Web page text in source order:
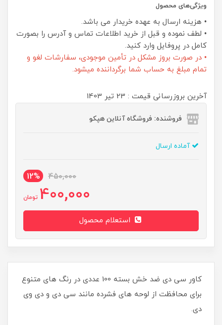
ویژگی‌های محصول
• هزینه ارسال به عهده خریدار می باشد.
• لطف نموده و قبل از خرید اطلاعات تماس و آدرس را بصورت
کامل در پروفایل وارد کنید.
• در صورت بروز مشکل در تأمین موجودی، سفارشات لغو و
تمام مبلغ به حساب شما برگرداننده میشود.
آخرین بروزرسانی قیمت : 23 تير 1403
فروشنده: فروشگاه آنلاین هپکو
آماده ارسال
450,000
12%
400,000 تومان
کاور سی دی ضد خش بسته 100 عددی در رنگ های متنوع
برای محافظت از لوحه های فشرده مانند سی دی و دی وی
دی.